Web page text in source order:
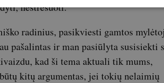
nestresuoti.
radinius, pasikviesti gamtos
pašalintas ir man pasiūlyta susisiekti
kad ši tema aktuali tik mums,
kitų argumentas, jei tokių nelaimių